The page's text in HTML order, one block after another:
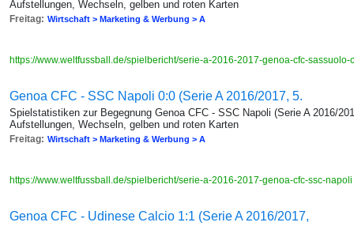
Aufstellungen, Wechseln, gelben und roten Karten
Freitag: Wirtschaft > Marketing & Werbung > A
https://www.weltfussball.de/spielbericht/serie-a-2016-2017-genoa-cfc-
Genoa CFC - SSC Napoli 0:0 (Serie A 2016/2017, 5.
Spielstatistiken zur Begegnung Genoa CFC - SSC Napoli (Serie A 2016/
Aufstellungen, Wechseln, gelben und roten Karten
Freitag: Wirtschaft > Marketing & Werbung > A
https://www.weltfussball.de/spielbericht/serie-a-2016-2017-genoa-cfc-ssc-napoli
Genoa CFC - Udinese Calcio 1:1 (Serie A 2016/2017,